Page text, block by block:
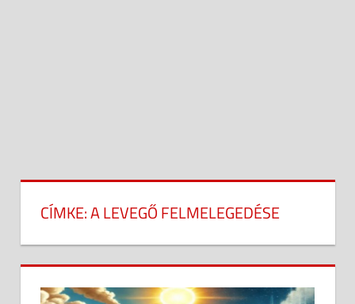
CÍMKE:A LEVEGŐ FELMELEGEDÉSE